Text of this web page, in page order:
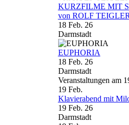
KURZFILME MIT
von ROLF TEIGLER
18 Feb. 26
Darmstadt
EUPHORIA
18 Feb. 26
Darmstadt
Veranstaltungen am
19 Feb.
Klavierabend mit
19 Feb. 26
Darmstadt